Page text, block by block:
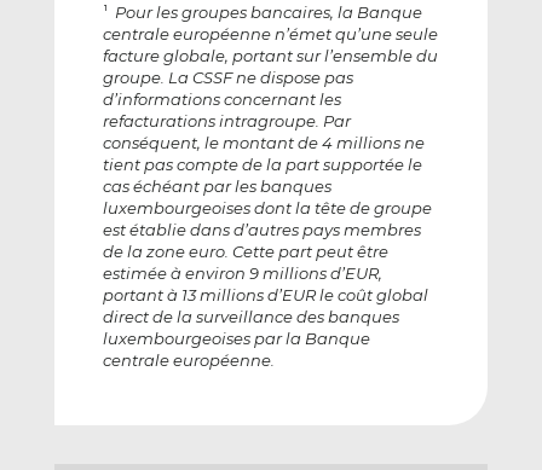
1
Pour les groupes bancaires, la Banque
centrale européenne n’émet qu’une seule
facture globale, portant sur l’ensemble du
groupe. La CSSF ne dispose pas
d’informations concernant les
refacturations intragroupe. Par
conséquent, le montant de 4 millions ne
tient pas compte de la part supportée le
cas échéant par les banques
luxembourgeoises dont la tête de groupe
est établie dans d’autres pays membres
de la zone euro. Cette part peut être
estimée à environ 9 millions d’EUR,
portant à 13 millions d’EUR le coût global
direct de la surveillance des banques
luxembourgeoises par la Banque
centrale européenne.